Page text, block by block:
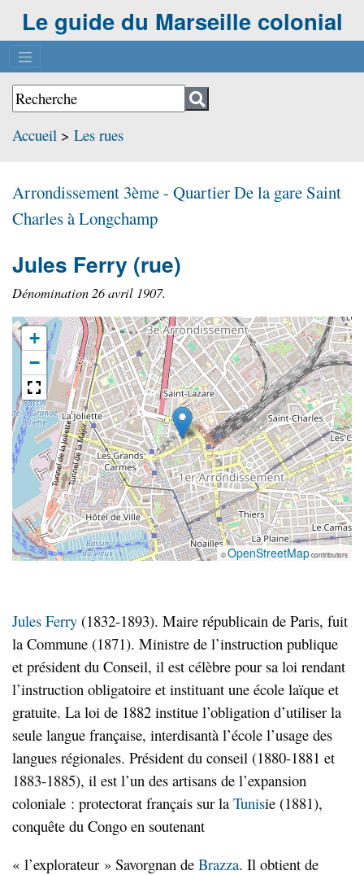
Le guide du Marseille colonial
Accueil > Les rues
Arrondissement 3ème - QuartierDe la gare Saint
Charles à Longchamp
Jules Ferry (rue)
Dénomination 26 avril 1907.
+
−
©OpenStreetMapcontributors
Jules Ferry (1832-1893). Maire républicain de Paris, fuit
la Commune (1871). Ministre de l’instruction publique
et président du Conseil, il est célèbre pour sa loi rendant
l’instruction obligatoire et instituant une école laïque et
gratuite. La loi de 1882 institue l’obligation d’utiliser la
seule langue française, interdisantà l’école l’usage des
langues régionales. Président du conseil (1880-1881 et
1883-1885), il est l’un des artisans de l’expansion
coloniale : protectorat français sur la Tunisie (1881),
conquête du Congo en soutenant
« l’explorateur » Savorgnan de Brazza. Il obtient de